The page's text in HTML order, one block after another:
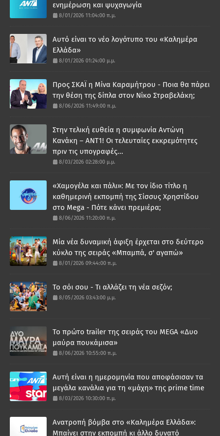
ενημέρωση και ψυχαγωγία
8/01/2026 11:04:00 π.μ.
Αυτό είναι το νέο λογότυπο του «Καλημέρα
Ελλάδα»
8/01/2026 01:24:00 μ.μ.
Προς ΣΚΑΪ η Μίνα Καραμήτρου - Ποια θα πάρει
την θέση της δίπλα στον Νίκο Στραβελάκη;
8/06/2026 11:49:00 π.μ.
Στην τελική ευθεία η συμφωνία Αντώνη
Κανάκη – ΑΝΤ1! Οι τελευταίες εκκρεμότητες
πριν τις υπογραφές...
8/03/2026 02:28:00 μ.μ.
«Χαμογέλα και πάλι»: Με τον ίδιο τίτλο η
καθημερινή εκπομπή της Σίσσυς Χρηστίδου
στο Mega - Πότε κάνει πρεμιέρα;
8/06/2026 11:20:00 π.μ.
Μία νέα δυναμική άφιξη έρχεται στο δεύτερο
κύκλο της σειράς «Μπαμπά, σ' αγαπώ»
8/01/2026 09:44:00 π.μ.
Το σόι σου - Τι αλλάζει τη νέα σεζόν;
8/05/2026 03:43:00 μ.μ.
Το πρώτο trailer της σειράς του MEGA «Δυο
μαύρα πουκάμισα»
8/06/2026 10:55:00 π.μ.
Αυτή είναι η ημερομηνία που αποφάσισαν τα
μεγάλα κανάλια για τη «μάχη» της prime time
8/03/2026 10:30:00 π.μ.
Ανατροπή βόμβα στο «Καλημέρα Ελλάδα»:
Μπαίνει στην εκπομπή κι άλλο δυνατό